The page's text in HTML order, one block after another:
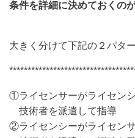
条件を詳細に決めておくの
大きく分けて下記の２パタ
①ライセンサーがライセンシ
技術者を派遣して指導
②ライセンシーがライセンサ